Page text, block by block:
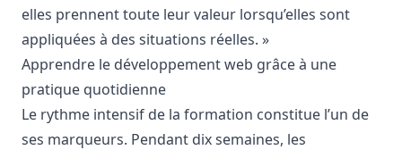
elles prennent toute leur valeur lorsqu’elles sont
appliquées à des situations réelles. »
Apprendre le développement web grâce à une
pratique quotidienne
Le rythme intensif de la formation constitue l’un de
ses marqueurs. Pendant dix semaines, les